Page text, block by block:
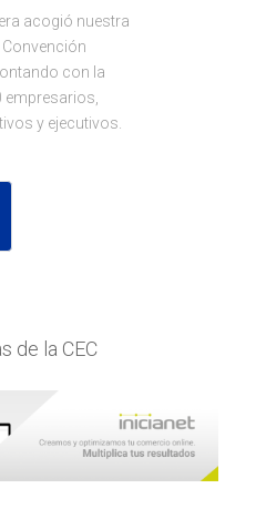
acogió nuestra
con la
y ejecutivos.
de la CEC